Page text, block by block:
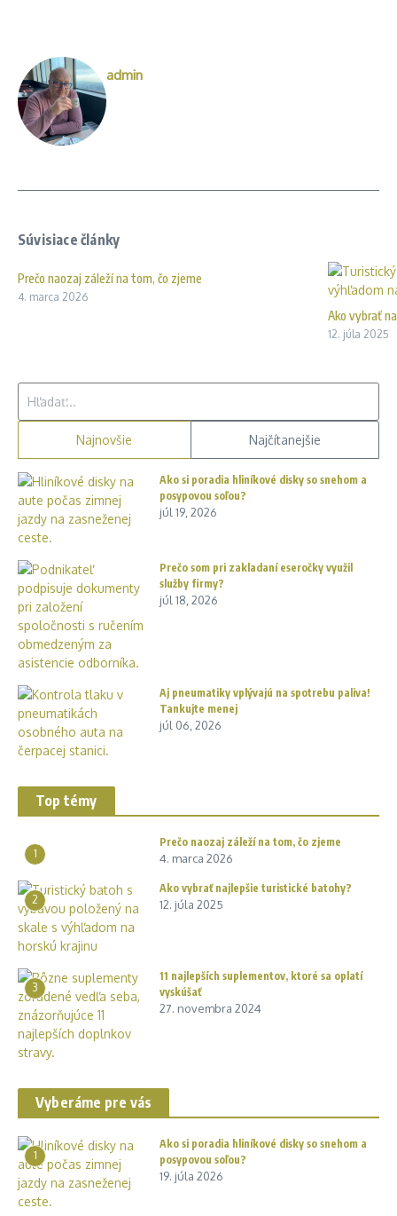
admin
Súvisiace články
Prečo naozaj záleží na tom, čo zjeme
4. marca 2026
Ako vybrať
12. júla 2025
Najnovšie Najčítanejšie
Ako si poradia hliníkové disky so snehom a
posypovou soľou?
júl 19, 2026
Prečo som pri zakladaní eseročky využil
služby firmy?
júl 18, 2026
Aj pneumatiky vplývajú na spotrebu paliva!
Tankujte menej
júl 06, 2026
Top témy
1
Prečo naozaj záleží na tom, čo zjeme
4. marca 2026
2
Ako vybrať najlepšie turistické batohy?
12. júla 2025
3
11 najlepších suplementov, ktoré sa oplatí
vyskúšať
27. novembra 2024
Vyberáme pre vás
1
Ako si poradia hliníkové disky so snehom a
posypovou soľou?
19. júla 2026